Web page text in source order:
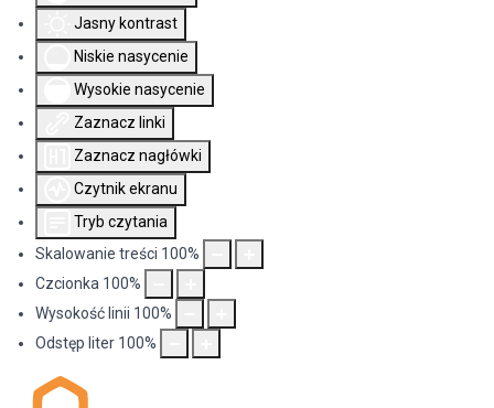
Jasny kontrast
Niskie nasycenie
Wysokie nasycenie
Zaznacz linki
Zaznacz nagłówki
Czytnik ekranu
Tryb czytania
Skalowanie treści 100%
Czcionka 100%
Wysokość linii 100%
Odstęp liter 100%